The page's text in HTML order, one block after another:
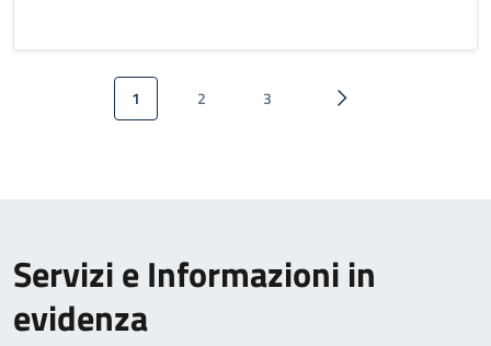
Paginazione
Pagina attuale
1 Pagina
2 Pagina
3 Pagina successiva
Servizi e Informazioni in
evidenza